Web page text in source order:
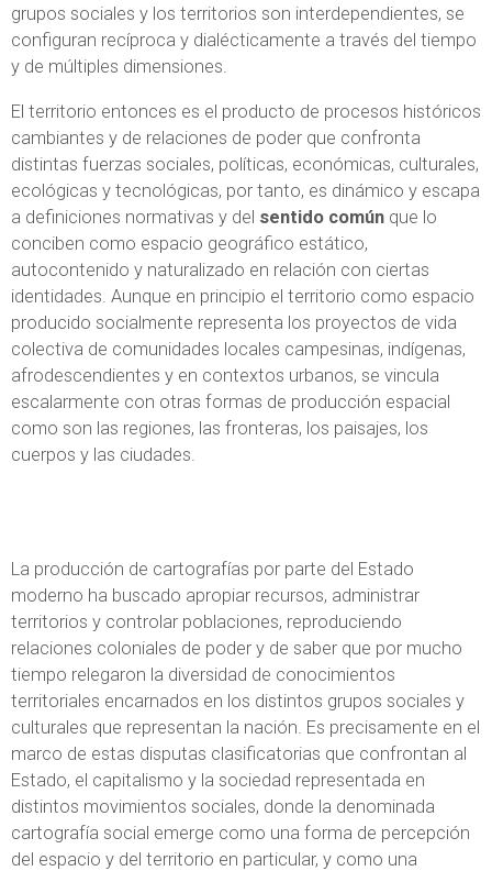
grupos sociales y los territorios son interdependientes, se
configuran recíproca y dialécticamente a través del tiempo
y de múltiples dimensiones.
El territorio entonces es el producto de procesos históricos
cambiantes y de relaciones de poder que confronta
distintas fuerzas sociales, políticas, económicas, culturales,
ecológicas y tecnológicas, por tanto, es dinámico y escapa
a definiciones normativas y del sentido común que lo
conciben como espacio geográfico estático,
autocontenido y naturalizado en relación con ciertas
identidades. Aunque en principio el territorio como espacio
producido socialmente representa los proyectos de vida
colectiva de comunidades locales campesinas, indígenas,
afrodescendientes y en contextos urbanos, se vincula
escalarmente con otras formas de producción espacial
como son las regiones, las fronteras, los paisajes, los
cuerpos y las ciudades.
La producción de cartografías por parte del Estado
moderno ha buscado apropiar recursos, administrar
territorios y controlar poblaciones, reproduciendo
relaciones coloniales de poder y de saber que por mucho
tiempo relegaron la diversidad de conocimientos
territoriales encarnados en los distintos grupos sociales y
culturales que representan la nación. Es precisamente en el
marco de estas disputas clasificatorias que confrontan al
Estado, el capitalismo y la sociedad representada en
distintos movimientos sociales, donde la denominada
cartografía social emerge como una forma de percepción
del espacio y del territorio en particular, y como una